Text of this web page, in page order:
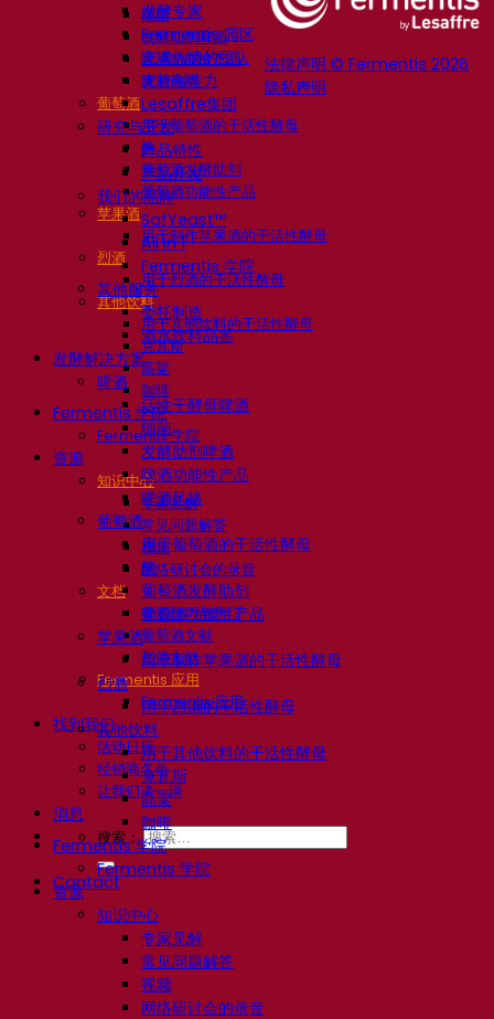
细菌
发酵助剂啤酒
啤酒功能性产品
啤酒风格
葡萄酒
用于葡萄酒的干活性酵母
酶
葡萄酒发酵助剂
葡萄酒功能性产品
苹果酒
用于制作苹果酒的干活性酵母
烈酒
用于烈酒的干活性酵母
其他饮料
用于其他饮料的干活性酵母
克瓦斯
高粱
咖啡
Fermentis 学院
Fermentis 学院
资源
知识中心
专家见解
常见问题解答
视频
网络研讨会的录音
文档
啤酒技巧与窍门
葡萄酒文献
烈酒文献
Fermentis 应用
Fermentis 应用
找到我们
活动日历
经销商名单
让我们谈一谈
消息
搜索：
Contact
法律声明 © Fermentis 2026
隐私声明
发酵专家
Fermentis 园区
充满热情的团队
支持创造力
Lesaffre集团
研究与开发
产品特性
产品开发
我们的品牌
SafYeast™
All In 1
Fermentis 学院
其他服务
委托制造
酒水饮料品鉴
发酵解决方案
啤酒
活性干酵母啤酒
细菌
发酵助剂啤酒
啤酒功能性产品
啤酒风格
葡萄酒
用于葡萄酒的干活性酵母
酶
葡萄酒发酵助剂
葡萄酒功能性产品
苹果酒
用于制作苹果酒的干活性酵母
烈酒
用于烈酒的干活性酵母
其他饮料
用于其他饮料的干活性酵母
克瓦斯
高粱
咖啡
Fermentis 学院
Fermentis 学院
资源
知识中心
专家见解
常见问题解答
视频
网络研讨会的录音